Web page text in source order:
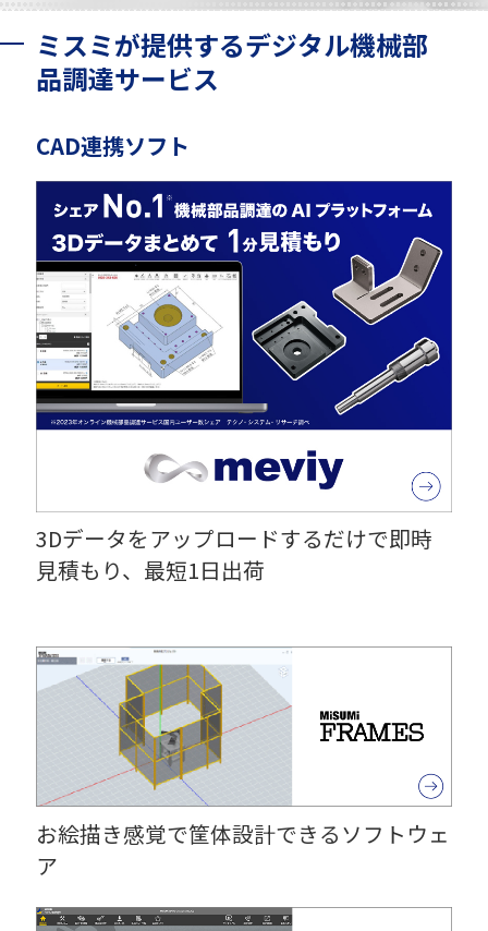
ミスミが提供するデジタル機械部
品調達サービス
CAD連携ソフト
3Dデータをアップロードするだけで即時
見積もり、最短1日出荷
お絵描き感覚で筐体設計できるソフトウェ
ア